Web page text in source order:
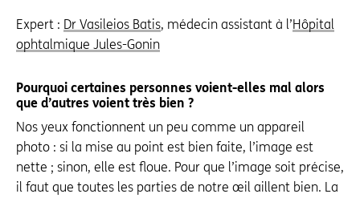
Expert : Dr Vasileios Batis, médecin assistant à l’Hôpital
ophtalmique Jules-Gonin
Pourquoi certaines personnes voient-elles mal alors
que d’autres voient très bien ?
Nos yeux fonctionnent un peu comme un appareil
photo : si la mise au point est bien faite, l’image est
nette ; sinon, elle est floue. Pour que l’image soit précise,
il faut que toutes les parties de notre œil aillent bien. La